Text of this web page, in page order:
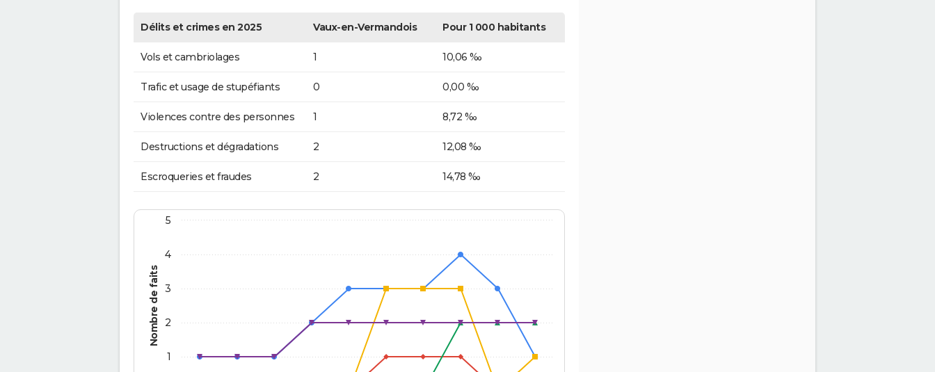
Délits et crimes en 2025 Vaux-en-Vermandois Pour 1 000 habitants
Vols et cambriolages 1 10,06 ‰
Trafic et usage de stupéfiants 0 0,00 ‰
Violences contre des personnes 1 8,72 ‰
Destructions et dégradations 2 12,08 ‰
Escroqueries et fraudes 2 14,78 ‰
Nombre de faits
1
2
3
4
5